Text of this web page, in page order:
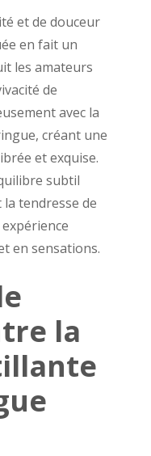
et de douceur
en fait un
les amateurs
de
avec la
créant une
et exquise.
subtil
tendresse de
en sensations.
la